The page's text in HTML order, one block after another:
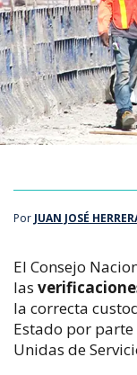
Por JUAN JOSÉ
El Consejo
las
la correcta
Estado por parte
Unidas de